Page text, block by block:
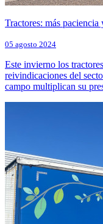
Tractores: más paciencia
05 agosto 2024
Este invierno los
reivindicaciones del
campo multiplican su